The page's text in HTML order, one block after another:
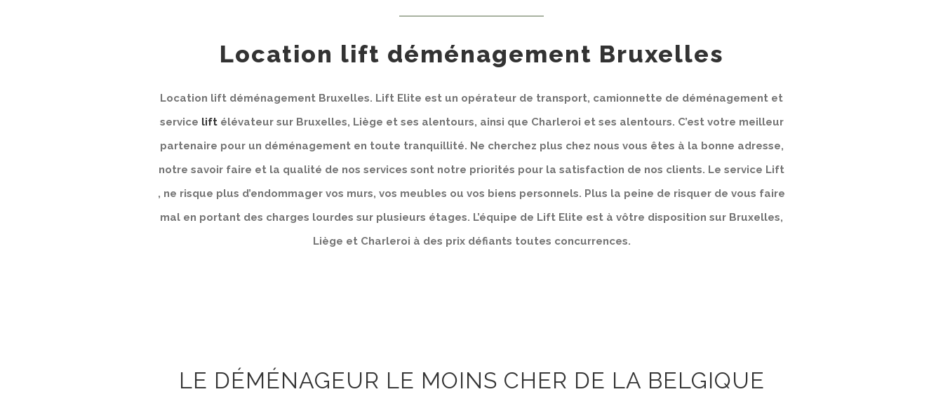
Location lift déménagement Bruxelles
Location lift déménagement Bruxelles. Lift Elite est un opérateur de transport, camionnette de déménagement et
service liftélévateur sur Bruxelles, Liège et ses alentours, ainsi que Charleroi et ses alentours. C’est votre meilleur
partenaire pour un déménagement en toute tranquillité. Ne cherchez plus chez nous vous êtes à la bonne adresse,
notre savoir faire et la qualité de nos services sont notre priorités pour la satisfaction de nos clients. Le service Lift
, ne risque plus d’endommager vos murs, vos meubles ou vos biens personnels. Plus la peine de risquer de vous faire
mal en portant des charges lourdes sur plusieurs étages. L’équipe de Lift Elite est à vôtre disposition sur Bruxelles,
Liège et Charleroi à des prix défiants toutes concurrences.
LE DÉMÉNAGEUR LE MOINS CHER DE LA BELGIQUE